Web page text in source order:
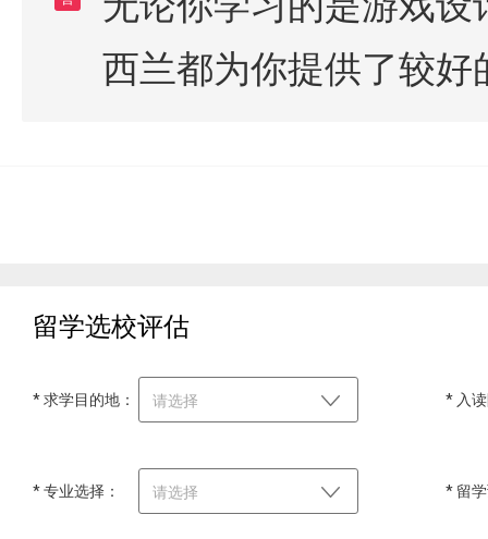
西兰都为你提供了较
留学选校评估
* 求学目的地： 请选择 * 入
* 专业选择： 请选择 * 留